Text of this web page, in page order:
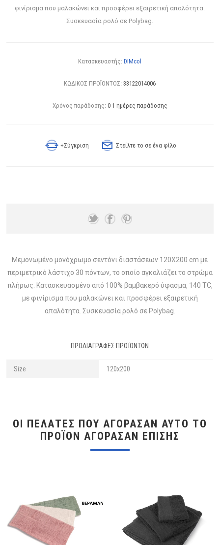
φινίρισμα που μαλακώνει και προσφέρει εξαιρετική απαλότητα.
Συσκευασία ρολό σε Polybag.
Κατασκευαστής: DIMcol
ΚΩΔΙΚΟΣ ΠΡΟΪΟΝΤΟΣ: 33122014006
Χρόνος παράδοσης: 0-1 ημέρες παράδοσης
+Σύγκριση Στείλτε το σε ένα φίλο
Μεμονωμένο μονόχρωμο σεντόνι διαστάσεων 120X200 cm με
περιμετρικό λάστιχο 30 πόντων, το οποίο αγκαλιάζει το στρώμα
πλήρως. Κατασκευασμένο από 100% βαμβακερό ύφασμα, 140 TC,
με φινίρισμα που μαλακώνει και προσφέρει εξαιρετική
απαλότητα. Συσκευασία ρολό σε Polybag.
ΠΡΟΔΙΑΓΡΑΦΈΣ ΠΡΟΪΌΝΤΩΝ
Size 120x200
ΟΙ ΠΕΛΆΤΕΣ ΠΟΥ ΑΓΌΡΑΣΑΝ ΑΥΤΌ ΤΟ
ΠΡΟΪΌΝ ΑΓΌΡΑΣΑΝ ΕΠΊΣΗΣ